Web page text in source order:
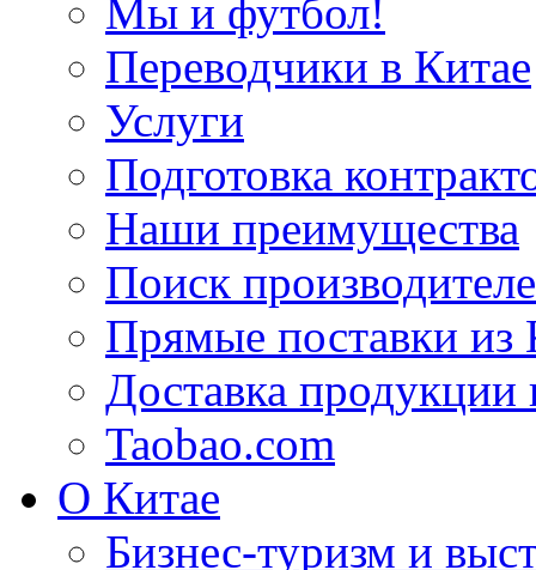
Мы и футбол!
Переводчики в Китае
Услуги
Подготовка
Наши преимущества
Поиск
Прямые поставки из
Доставка продукции
Taobao.com
О Китае
Бизнес-туризм и